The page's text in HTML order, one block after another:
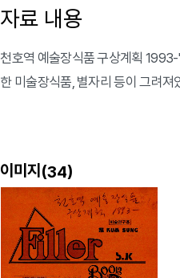
자료 내용
천호역 예술장식품 구상계획
한 미술장식품, 별자리 등이 그려져
이미지(34)